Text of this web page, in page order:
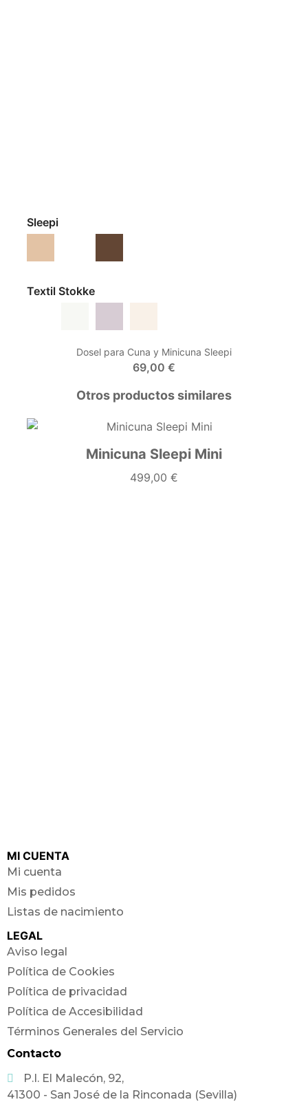
Sleepi
Textil Stokke
Dosel para Cuna y Minicuna Sleepi
69,00 €
Otros productos similares
Minicuna Sleepi Mini
499,00 €
MI CUENTA
Mi cuenta
Mis pedidos
Listas de nacimiento
LEGAL
Aviso legal
Política de Cookies
Política de privacidad
Política de Accesibilidad
Términos Generales del Servicio
Contacto
P.I. El Malecón, 92,
41300 - San José de la Rinconada (Sevilla)